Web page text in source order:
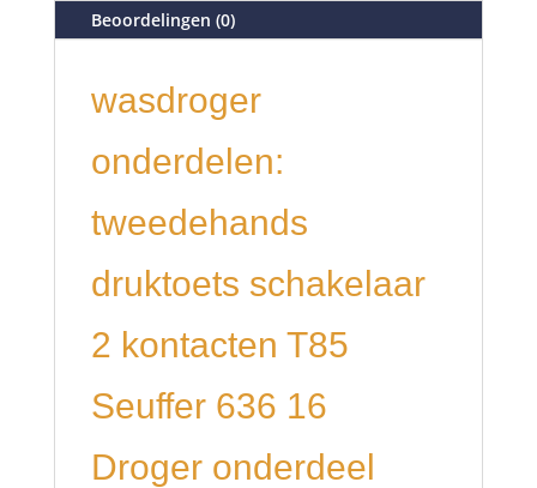
Beoordelingen (0)
wasdroger
onderdelen:
tweedehands
druktoets schakelaar
2 kontacten T85
Seuffer 636 16
Droger onderdeel